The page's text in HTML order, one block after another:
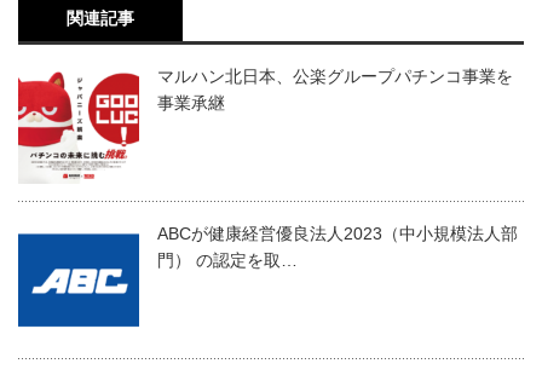
関連記事
マルハン北日本、公楽グループパチンコ事業を
事業承継
ABCが健康経営優良法人2023（中小規模法人部
門） の認定を取…